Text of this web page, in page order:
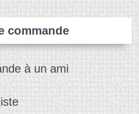
commande
à un ami